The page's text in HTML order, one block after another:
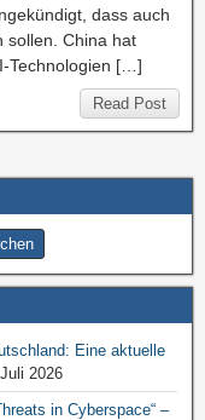
dass auch
sollen. China hat
Technologien […]
Read Post
Eine aktuelle
2026
in Cyberspace“ –